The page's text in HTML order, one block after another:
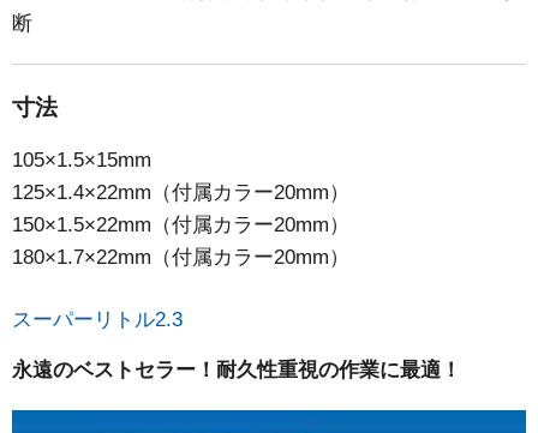
断
寸法
105×1.5×15mm
125×1.4×22mm（付属カラー20mm）
150×1.5×22mm（付属カラー20mm）
180×1.7×22mm（付属カラー20mm）
スーパーリトル2.3
永遠のベストセラー！耐久性重視の作業に最適！